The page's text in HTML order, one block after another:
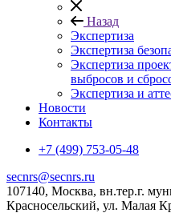
Назад
Экспертиза
Экспертиза
Экспертиза
выбросов и
Экспертиза и
Новости
Контакты
+7 (499) 753-05-48
secnrs@secnrs.ru
107140, Москва, вн.тер.г.
Красносельский, ул. Малая